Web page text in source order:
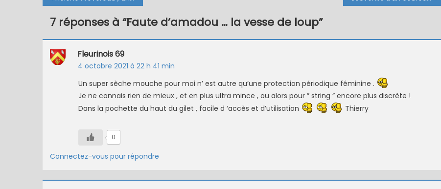
de
l’article
7 réponses à “Faute d’amadou … la vesse de loup”
Fleurinois 69
4 octobre 2021 à 22 h 41 min
Un super sèche mouche pour moi n’ est autre qu’une protection périodique féminine .
Je ne connais rien de mieux , et en plus ultra mince , ou alors pour ” string ” encore plus discrète !
Dans la pochette du haut du gilet , facile d ‘accès et d’utilisation
Thierry
0
Connectez-vous pour répondre